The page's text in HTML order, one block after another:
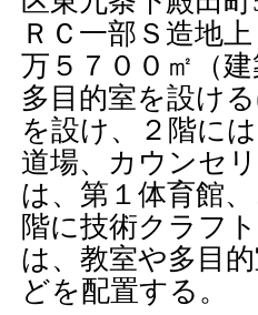
ＲＣ一部Ｓ造地
万５７００㎡（
多目的室を設け
を設け、２階に
道場、カウンセ
は、第１体育館
階に技術クラフ
は、教室や多目
どを配置する。